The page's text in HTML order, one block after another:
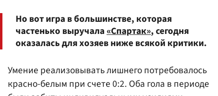
Но вот игра в большинстве, которая
частенько выручала«Спартак», сегодня
оказалась для хозяев ниже всякой критики.
Умение реализовывать лишнего потребовалось
красно-белым при счете 0:2. Оба гола в периоде